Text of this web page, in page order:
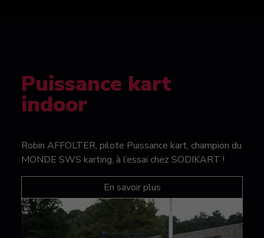
Puissance kart
indoor
Robin AFFOLTER, pilote Puissance kart, champion du
MONDE SWS karting, à l’essai chez SODIKART !
En savoir plus